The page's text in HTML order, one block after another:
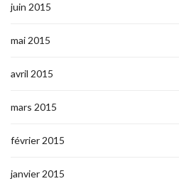
juin 2015
mai 2015
avril 2015
mars 2015
février 2015
janvier 2015